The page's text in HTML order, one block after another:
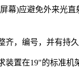
幕)应避免外来光
，编号，并有持久
置在19"的标准机